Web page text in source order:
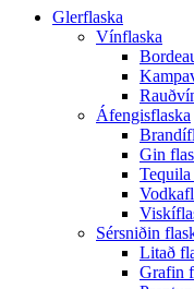
Glerflaska
Vínflaska
Áfengisflaska
Gin
Tequila
Sérsniðin
Litað
Grafin